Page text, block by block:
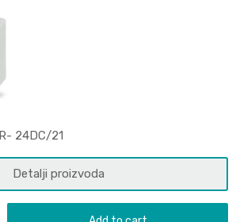
24DC/21
Detalji proizvoda